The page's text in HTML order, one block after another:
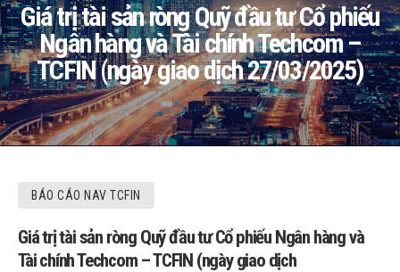
Giá trị tài sản ròng Quỹ đầu tư Cổ phiếu
Ngân hàng và Tài chính Techcom –
TCFIN (ngày giao dịch 27/03/2025)
BÁO CÁO NAV TCFIN
Giá trị tài sản ròng Quỹ đầu tư Cổ phiếu Ngân hàng và
Tài chính Techcom – TCFIN (ngày giao dịch